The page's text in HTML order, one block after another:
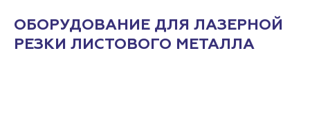
ОБОРУДОВАНИЕ ДЛЯ ЛАЗЕРНОЙ
РЕЗКИ ЛИСТОВОГО МЕТАЛЛА